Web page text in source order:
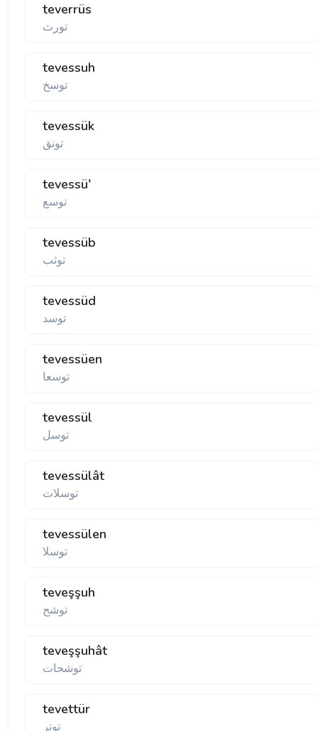
teverrüs
تورث
tevessuh
توسخ
tevessük
تونق
tevessü'
توسع
tevessüb
توثب
tevessüd
توسد
tevessüen
توسعا
tevessül
توسل
tevessülât
توسلات
tevessülen
توسلا
teveşşuh
توشح
teveşşuhât
توشحات
tevettür
توتر